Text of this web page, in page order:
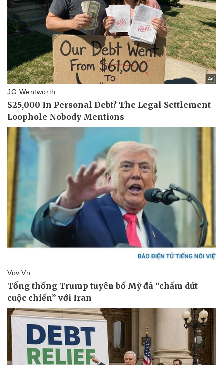
Pháp luật
Vụ án
Tin nóng
Tư vấn luật
Vũ khí
Việt Nam